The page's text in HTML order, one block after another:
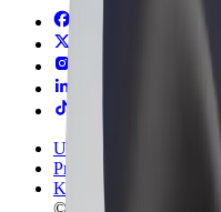
Uvjeti i odredbe
Privatnost
Kolačići
© 2026 Bolt